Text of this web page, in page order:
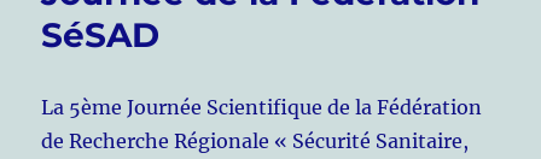
SéSAD
La 5ème Journée Scientifique de la Fédération
de Recherche Régionale « Sécurité Sanitaire,